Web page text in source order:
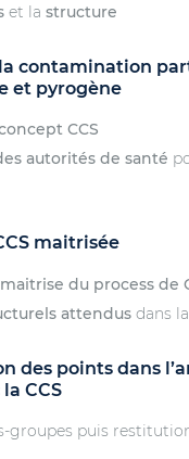
et lastructure
contamination
et pyrogène
CCS
autorités de santé
maitrisée
maitrise du process de
attendus dans
des points dans
CCS
groupes puis